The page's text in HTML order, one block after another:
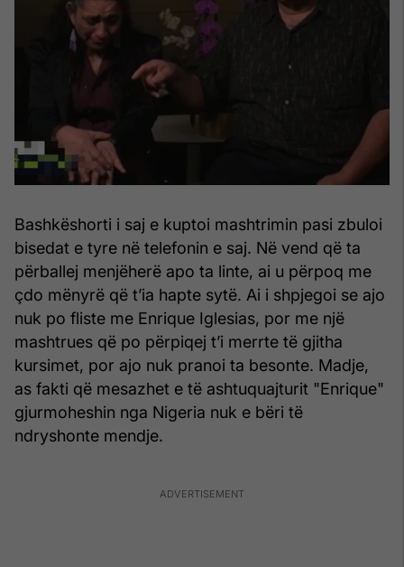
Bashkëshorti i saj e kuptoi mashtrimin pasi zbuloi
bisedat e tyre në telefonin e saj. Në vend që ta
përballej menjëherë apo ta linte, ai u përpoq me
çdo mënyrë që t’ia hapte sytë. Ai i shpjegoi se ajo
nuk po fliste me Enrique Iglesias, por me një
mashtrues që po përpiqej t’i merrte të gjitha
kursimet, por ajo nuk pranoi ta besonte. Madje,
as fakti që mesazhet e të ashtuquajturit "Enrique"
gjurmoheshin nga Nigeria nuk e bëri të
ndryshonte mendje.